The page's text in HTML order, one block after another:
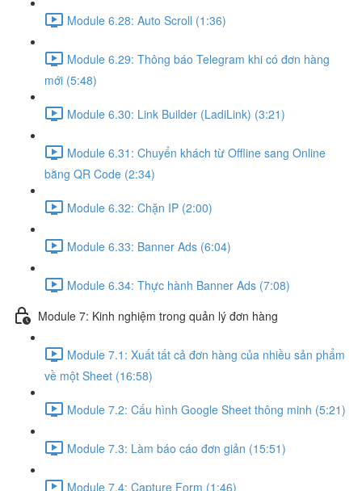
Module 6.28: Auto Scroll (1:36)
Module 6.29: Thông báo Telegram khi có đơn hàng
mới (5:48)
Module 6.30: Link Builder (LadiLink) (3:21)
Module 6.31: Chuyển khách từ Offline sang Online
bằng QR Code (2:34)
Module 6.32: Chặn IP (2:00)
Module 6.33: Banner Ads (6:04)
Module 6.34: Thực hành Banner Ads (7:08)
Module 7: Kinh nghiệm trong quản lý đơn hàng
Module 7.1: Xuất tất cả đơn hàng của nhiều sản phẩm
về một Sheet (16:58)
Module 7.2: Cấu hình Google Sheet thông minh (5:21)
Module 7.3: Làm báo cáo đơn giản (15:51)
Module 7.4: Capture Form (1:46)